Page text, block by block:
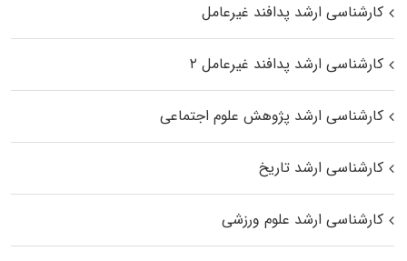
کارشناسی ارشد پدافند غیرعامل
کارشناسی ارشد پدافند غیرعامل ۲
کارشناسی ارشد پژوهش علوم اجتماعی
کارشناسی ارشد تاریخ
کارشناسی ارشد علوم ورزشی